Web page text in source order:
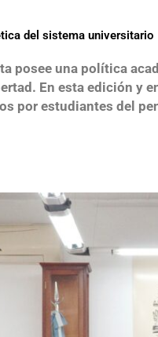
del sistema universitario
posee una política
En esta edición y
por estudiantes del